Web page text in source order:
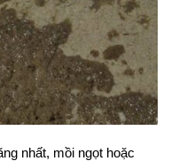
nhất, mồi ngọt hoặc